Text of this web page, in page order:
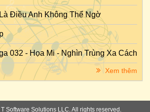
Điều Anh Không Thể Ngờ
032 - Họa Mi - Nghìn Trùng Xa Cách
Xem thêm
Software Solutions LLC. All rights reserved.